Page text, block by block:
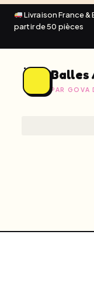
Livraison France &
partir de 50 pièces
Balles
PAR